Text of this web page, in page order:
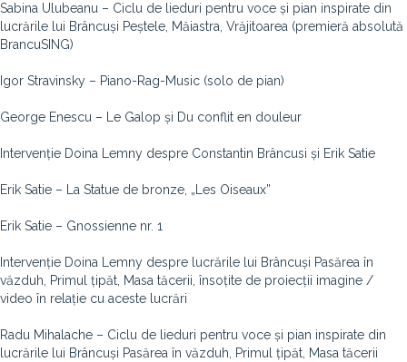
Sabina Ulubeanu – Ciclu de lieduri pentru voce și pian inspirate din
lucrările lui Brâncuși Peștele, Măiastra, Vrăjitoarea (premieră absolută
BrancuSING)
Igor Stravinsky – Piano-Rag-Music (solo de pian)
George Enescu – Le Galop și Du conflit en douleur
Intervenție Doina Lemny despre Constantin Brâncusi și Erik Satie
Erik Satie – La Statue de bronze, „Les Oiseaux”
Erik Satie – Gnossienne nr. 1
Intervenție Doina Lemny despre lucrările lui Brâncuși Pasărea în
văzduh, Primul țipăt, Masa tăcerii, însoțite de proiecții imagine /
video în relație cu aceste lucrări
Radu Mihalache – Ciclu de lieduri pentru voce și pian inspirate din
lucrările lui Brâncuși Pasărea în văzduh, Primul țipăt, Masa tăcerii